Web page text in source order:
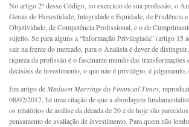
No artigo 2º desse Código, no exercício de sua profissão, o
Gerais de Honestidade, Integridade e Equidade, de Prudência
Objetividade, de Competência Profissional, e o de
sujeito. Se para alguns a “Informação Privilegiada” (artigo 15
sair na frente do mercado, para o Analista é dever de
riqueza da profissão é o fascinante mundo das
decisões de investimento, o que não é privilégio, é
Em artigo deMadison MarriagedoFinancial Times,
08/02/2017, há uma citação de que a abordagem
os relatórios de análise da década de 20 e de hoje são
pensamento de avaliação de investimento. Para quem não